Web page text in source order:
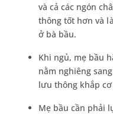
và cả các ngón
thông tốt hơn và
ở bà bầu.
Khi ngủ, mẹ bầu
nằm nghiêng
lưu thông khắp
Mẹ bầu cần phải